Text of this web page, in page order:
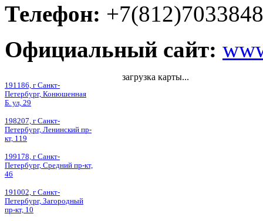
Телефон: +7(812)7033848
Официальный сайт:
191186, г Санкт-
Петербург, Конюшенная
Б. ул, 29
198207, г Санкт-
Петербург, Ленинский пр-
кт, 119
199178, г Санкт-
Петербург, Средний пр-кт,
46
191002, г Санкт-
Петербург, Загородный
пр-кт, 10
загрузка карты...